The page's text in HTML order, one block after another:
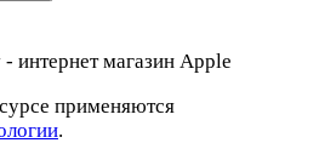
магазин Apple
применяются
.